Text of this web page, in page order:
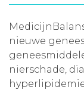
nieuwe
nierschade,